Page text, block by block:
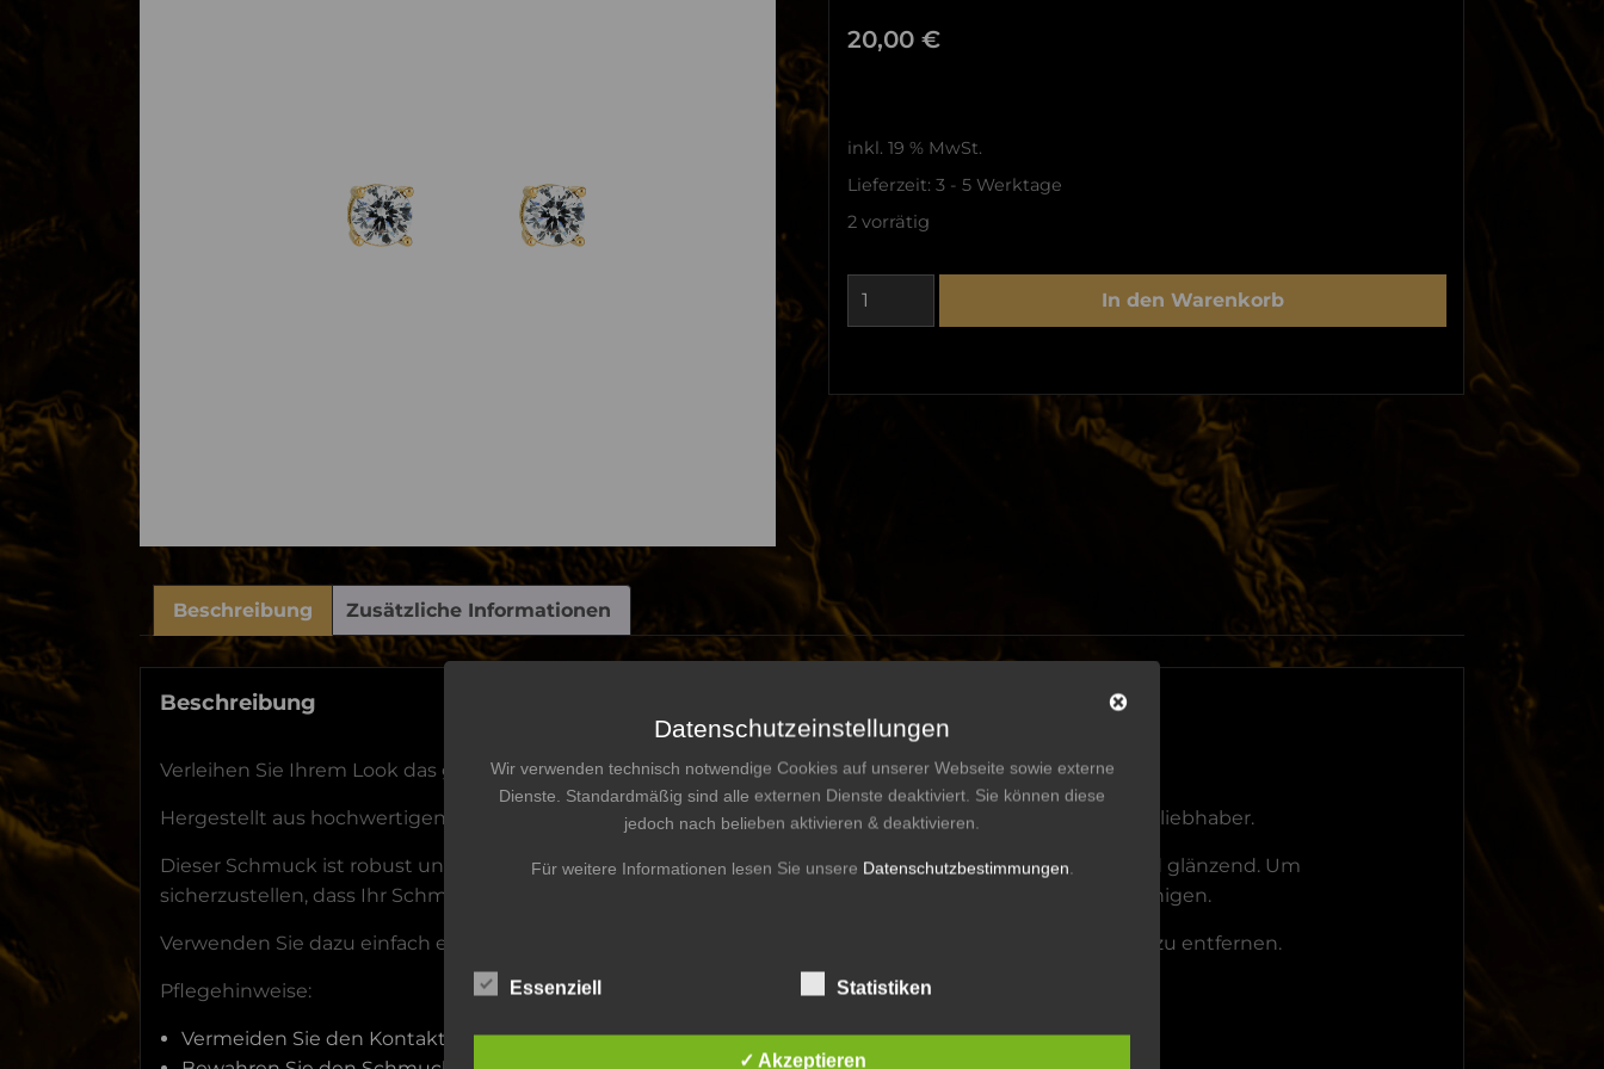
20,00 €
inkl. 19 % MwSt.
Lieferzeit: 3 - 5 Werktage
2 vorrätig
Diamond
In den Warenkorb
Beschreibung Zusätzliche Informationen
Beschreibung
Verleihen Sie Ihrem Look das gewisse Extra.
Hergestellt aus hochwertigen Materialien, ist dieser Ohrring ein absolutes Must-Have für jeden Schmuckliebhaber.
Dieser Schmuck ist robust und langlebig und bleibt dank seiner hohen Qualität lange Zeit strahlend und glänzend. Um
sicherzustellen, dass Ihr Schmuck in einwandfreiem Zustand bleibt, empfehlen wir, es regelmäßig zu reinigen.
Verwenden Sie dazu einfach ein weiches Tuch und sanfte Reinigungsmittel, um Schmutz und Schweiß zu entfernen.
Pflegehinweise:
Vermeiden Sie den Kontakt des Schmucks mit Wasser oder Feuchtigkeit.
Datenschutzeinstellungen
Wir verwenden technisch notwendige Cookies auf unserer Webseite sowie externe
Dienste. Standardmäßig sind alle externen Dienste deaktiviert. Sie können diese
jedoch nach belieben aktivieren & deaktivieren.
Für weitere Informationen lesen Sie unsere Datenschutzbestimmungen
Essenziell Statistiken
✓ Akzeptieren